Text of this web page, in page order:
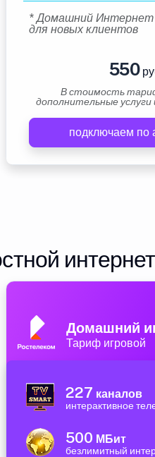
* Домашний Интернет
для новых клиентов
550
В стоимость
дополнительные услуги
подключаем по
Домашний
Тариф игровой
227 каналов
интерактивное
500 МБит
безлимитный